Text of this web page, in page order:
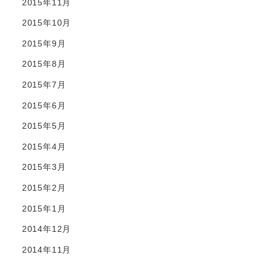
2015年11月
2015年10月
2015年9月
2015年8月
2015年7月
2015年6月
2015年5月
2015年4月
2015年3月
2015年2月
2015年1月
2014年12月
2014年11月